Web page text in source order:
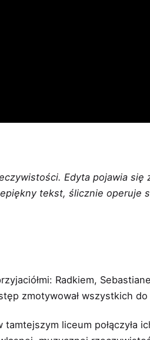
Edyta pojawia
tekst, ślicznie operuje
Radkiem,
zmotywował wszystkich
tamtejszym liceum połączyła